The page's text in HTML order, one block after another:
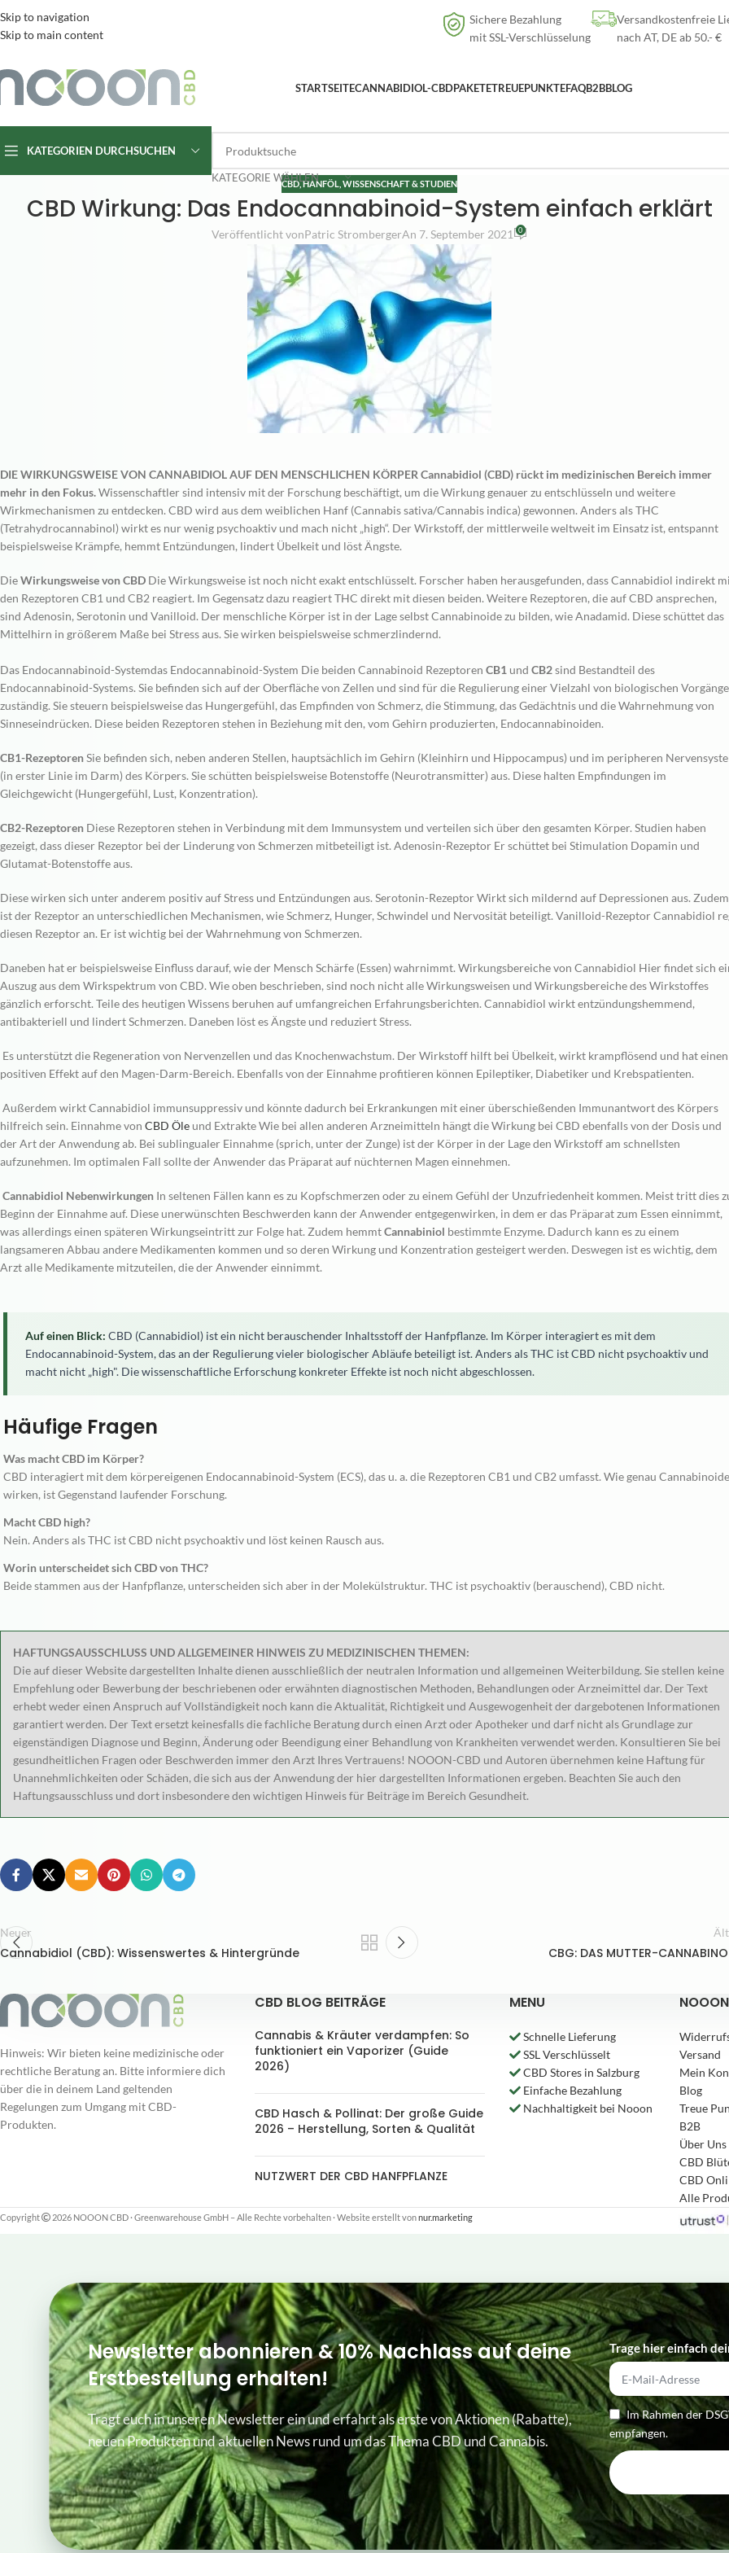
Skip to navigation
Skip to main content
nach AT, DE ab50
Sichere Bezahlung
mit SSL-Verschlüsselung
Versandkostenfreie
nach AT, DE ab 50.- €
STARTSEITECANNABIDIOL-CBDPAKETETREUEPUNKTEFAQB2BBLOG
KATEGORIEN DURCHSUCHEN
KATEGORIE WÄHLEN
CBD,HANFÖL ,WISSENSCHAFT & STUDIEN
CBD Wirkung: Das Endocannabinoid-System einfach erklärt
Veröffentlicht vonPatric StrombergerAn 7. September 2021 0
DIE WIRKUNGSWEISE VON CANNABIDIOL AUF DEN MENSCHLICHEN KÖRPER Cannabidiol (CBD) rückt im medizinischen Bereich immer
mehr in den Fokus.Wissenschaftler sind intensiv mit der Forschung beschäftigt, um die Wirkung genauer zu entschlüsseln und weitere
Wirkmechanismen zu entdecken. CBD wird aus dem weiblichen Hanf (Cannabis sativa/Cannabis indica) gewonnen. Anders als THC
(Tetrahydrocannabinol) wirkt es nur wenig psychoaktiv und mach nicht „high“. Der Wirkstoff, der mittlerweile weltweit im Einsatz ist, entspannt
beispielsweise Krämpfe, hemmt Entzündungen, lindert Übelkeit und löst Ängste.
DieWirkungsweise von CBD Die Wirkungsweise ist noch nicht exakt entschlüsselt. Forscher haben herausgefunden, dass Cannabidiol indirekt
den Rezeptoren CB1 und CB2 reagiert. Im Gegensatz dazu reagiert THC direkt mit diesen beiden. Weitere Rezeptoren, die auf CBD ansprechen,
sind Adenosin, Serotonin und Vanilloid. Der menschliche Körper ist in der Lage selbst Cannabinoide zu bilden, wie Anadamid. Diese schüttet das
Mittelhirn in größerem Maße bei Stress aus. Sie wirken beispielsweise schmerzlindernd.
Das Endocannabinoid-Systemdas Endocannabinoid-System Die beiden Cannabinoid Rezeptoren CB1 und CB2sind Bestandteil des
Endocannabinoid-Systems. Sie befinden sich auf der Oberfläche von Zellen und sind für die Regulierung einer Vielzahl von biologischen
zuständig. Sie steuern beispielsweise das Hungergefühl, das Empfinden von Schmerz, die Stimmung, das Gedächtnis und die Wahrnehmung von
Sinneseindrücken. Diese beiden Rezeptoren stehen in Beziehung mit den, vom Gehirn produzierten, Endocannabinoiden.
CB1-RezeptorenSie befinden sich, neben anderen Stellen, hauptsächlich im Gehirn (Kleinhirn und Hippocampus) und im peripheren
(in erster Linie im Darm) des Körpers. Sie schütten beispielsweise Botenstoffe (Neurotransmitter) aus. Diese halten Empfindungen im
Gleichgewicht (Hungergefühl, Lust, Konzentration).
CB2-Rezeptoren Diese Rezeptoren stehen in Verbindung mit dem Immunsystem und verteilen sich über den gesamten Körper. Studien haben
gezeigt, dass dieser Rezeptor bei der Linderung von Schmerzen mitbeteiligt ist. Adenosin-Rezeptor Er schüttet bei Stimulation Dopamin und
Glutamat-Botenstoffe aus.
Diese wirken sich unter anderem positiv auf Stress und Entzündungen aus. Serotonin-Rezeptor Wirkt sich mildernd auf Depressionen aus. Zudem
ist der Rezeptor an unterschiedlichen Mechanismen, wie Schmerz, Hunger, Schwindel und Nervosität beteiligt. Vanilloid-Rezeptor Cannabidiol
diesen Rezeptor an. Er ist wichtig bei der Wahrnehmung von Schmerzen.
Daneben hat er beispielsweise Einfluss darauf, wie der Mensch Schärfe (Essen) wahrnimmt. Wirkungsbereiche von Cannabidiol Hier findet sich
Auszug aus dem Wirkspektrum von CBD. Wie oben beschrieben, sind noch nicht alle Wirkungsweisen und Wirkungsbereiche des Wirkstoffes
gänzlich erforscht. Teile des heutigen Wissens beruhen auf umfangreichen Erfahrungsberichten. Cannabidiol wirkt entzündungshemmend,
antibakteriell und lindert Schmerzen. Daneben löst es Ängste und reduziert Stress.
Es unterstützt die Regeneration von Nervenzellen und das Knochenwachstum. Der Wirkstoff hilft bei Übelkeit, wirkt krampflösend und hat einen
positiven Effekt auf den Magen-Darm-Bereich. Ebenfalls von der Einnahme profitieren können Epileptiker, Diabetiker und Krebspatienten.
Außerdem wirkt Cannabidiol immunsuppressiv und könnte dadurch bei Erkrankungen mit einer überschießenden Immunantwort des Körpers
hilfreich sein. Einnahme von CBD Öle und Extrakte Wie bei allen anderen Arzneimitteln hängt die Wirkung bei CBD ebenfalls von der Dosis und
der Art der Anwendung ab. Bei sublingualer Einnahme (sprich, unter der Zunge) ist der Körper in der Lage den Wirkstoff am schnellsten
aufzunehmen. Im optimalen Fall sollte der Anwender das Präparat auf nüchternen Magen einnehmen.
Cannabidiol Nebenwirkungen In seltenen Fällen kann es zu Kopfschmerzen oder zu einem Gefühl der Unzufriedenheit kommen. Meist tritt dies
Beginn der Einnahme auf. Diese unerwünschten Beschwerden kann der Anwender entgegenwirken, in dem er das Präparat zum Essen einnimmt,
was allerdings einen späteren Wirkungseintritt zur Folge hat. Zudem hemmtCannabiniol bestimmte Enzyme. Dadurch kann es zu einem
langsameren Abbau andere Medikamenten kommen und so deren Wirkung und Konzentration gesteigert werden. Deswegen ist es wichtig, dem
Arzt alle Medikamente mitzuteilen, die der Anwender einnimmt.
Auf einen Blick: CBD (Cannabidiol) ist ein nicht berauschender Inhaltsstoff der Hanfpflanze. Im Körper interagiert es mit dem
Endocannabinoid-System, das an der Regulierung vieler biologischer Abläufe beteiligt ist. Anders als THC ist CBD nicht psychoaktiv und
macht nicht „high". Die wissenschaftliche Erforschung konkreter Effekte ist noch nicht abgeschlossen.
Häufige Fragen
Was macht CBD im Körper?
CBD interagiert mit dem körpereigenen Endocannabinoid-System (ECS), das u. a. die Rezeptoren CB1 und CB2 umfasst. Wie genau
wirken, ist Gegenstand laufender Forschung.
Macht CBD high?
Nein. Anders als THC ist CBD nicht psychoaktiv und löst keinen Rausch aus.
Worin unterscheidet sich CBD von THC?
Beide stammen aus der Hanfpflanze, unterscheiden sich aber in der Molekülstruktur. THC ist psychoaktiv (berauschend), CBD nicht.
HAFTUNGSAUSSCHLUSS UND ALLGEMEINER HINWEIS ZU MEDIZINISCHEN THEMEN:
Die auf dieser Website dargestellten Inhalte dienen ausschließlich der neutralen Information und allgemeinen Weiterbildung. Sie stellen keine
Empfehlung oder Bewerbung der beschriebenen oder erwähnten diagnostischen Methoden, Behandlungen oder Arzneimittel dar. Der Text
erhebt weder einen Anspruch auf Vollständigkeit noch kann die Aktualität, Richtigkeit und Ausgewogenheit der dargebotenen Informationen
garantiert werden. Der Text ersetzt keinesfalls die fachliche Beratung durch einen Arzt oder Apotheker und darf nicht als Grundlage zur
eigenständigen Diagnose und Beginn, Änderung oder Beendigung einer Behandlung von Krankheiten verwendet werden. Konsultieren Sie bei
gesundheitlichen Fragen oder Beschwerden immer den Arzt Ihres Vertrauens! NOOON-CBD und Autoren übernehmen keine Haftung für
Unannehmlichkeiten oder Schäden, die sich aus der Anwendung der hier dargestellten Informationen ergeben. Beachten Sie auch den
Haftungsausschluss und dort insbesondere den wichtigen Hinweis für Beiträge im Bereich Gesundheit.
Neuer
Cannabidiol (CBD): Wissenswertes & Hintergründe CBG: DAS MUTTER-
Hinweis: Wir bieten keine medizinische oder
rechtliche Beratung an. Bitte informiere dich
über die in deinem Land geltenden
Regelungen zum Umgang mit CBD-
Produkten.
CBD BLOG BEITRÄGE
Cannabis & Kräuter verdampfen: So
funktioniert ein Vaporizer (Guide
2026)
CBD Hasch & Pollinat: Der große Guide
2026 – Herstellung, Sorten & Qualität
NUTZWERT DER CBD HANFPFLANZE
MENU
Schnelle Lieferung
SSL Verschlüsselt
CBD Stores in Salzburg
Einfache Bezahlung
Nachhaltigkeit bei Nooon
Versand
Mein
Blog
Treue
B2B
Über Uns
CBD
CBD
Alle
Copyright 2026 NOOON CBD · Greenwarehouse GmbH – Alle Rechte vorbehalten·Website erstellt vonnur.marketing
Newsletter abonnieren & 10% Nachlass auf deine
Erstbestellung erhalten!
Tragt euch in unseren Newsletter ein und erfahrt als erste von Aktionen (Rabatte),
neuen Produkten und aktuellen News rund um das Thema CBD und Cannabis.
Trage hier einfach
Im Rahmen der
empfangen.